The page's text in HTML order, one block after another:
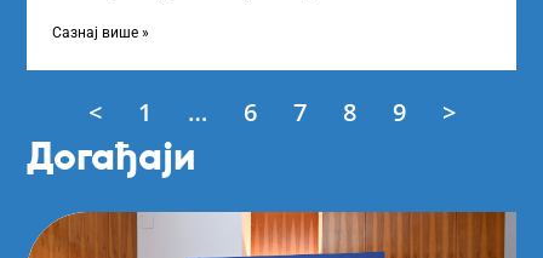
Сазнај више »
< 1 … 6 7 8 9 >
Догађаји